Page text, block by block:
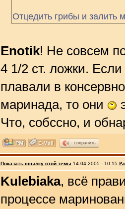
Отцедить грибы и залить
Enotik! Не совсем
4 1/2 ст. ложки.
плавали в
маринада, то они
Что, собссно, и
сохранить
Показать ссылку этой темы 14.04.2005 - 10:15
Kulebiaka, всё
процессе